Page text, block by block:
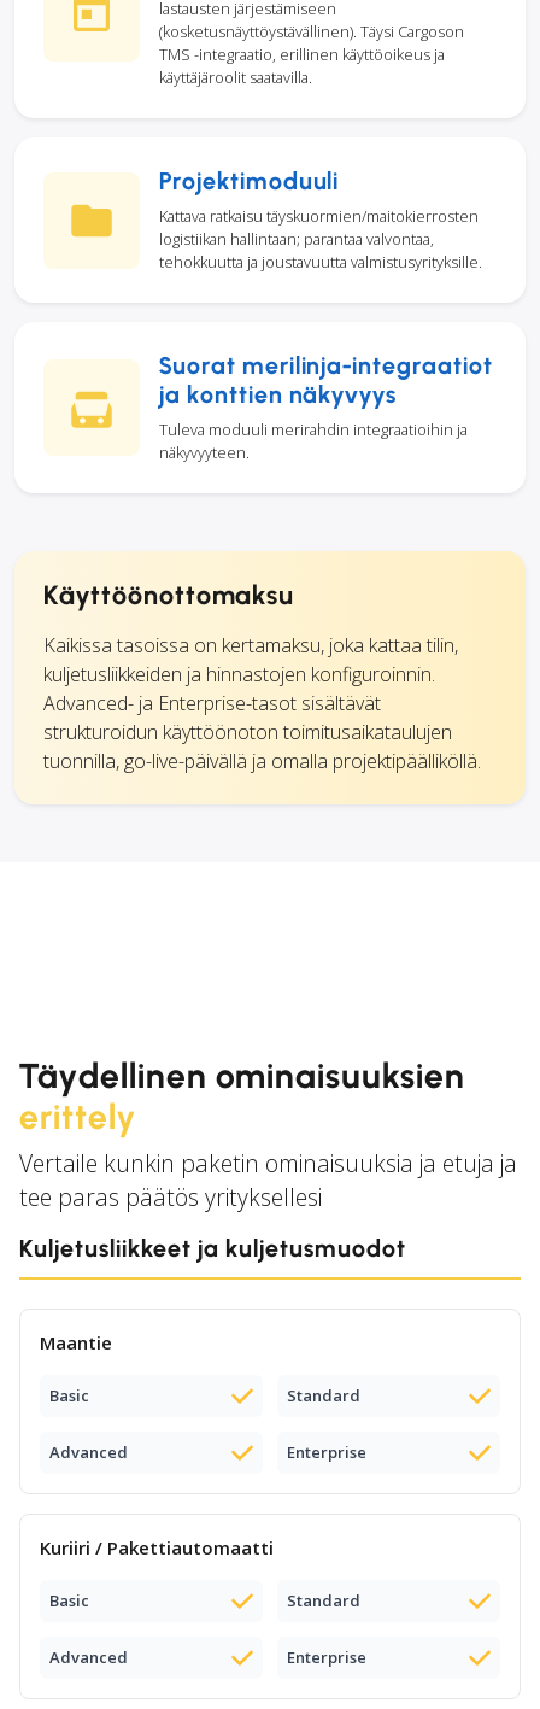
lastausten järjestämiseen
(kosketusnäyttöystävällinen). Täysi Cargoson
TMS -integraatio, erillinen käyttöoikeus ja
käyttäjäroolit saatavilla.
Projektimoduuli
Kattava ratkaisu täyskuormien/maitokierrosten
logistiikan hallintaan; parantaa valvontaa,
tehokkuutta ja joustavuutta valmistusyrityksille.
Suorat merilinja-integraatiot
ja konttien näkyvyys
Tuleva moduuli merirahdin integraatioihin ja
näkyvyyteen.
Käyttöönottomaksu
Kaikissa tasoissa on kertamaksu, joka kattaa tilin,
kuljetusliikkeiden ja hinnastojen konfiguroinnin.
Advanced- ja Enterprise-tasot sisältävät
strukturoidun käyttöönoton toimitusaikataulujen
tuonnilla, go-live-päivällä ja omalla projektipäälliköllä.
Täydellinen ominaisuuksien
erittely
Vertaile kunkin paketin ominaisuuksia ja etuja ja
tee paras päätös yrityksellesi
Kuljetusliikkeet ja kuljetusmuodot
Maantie
Basic Standard
Advanced Enterprise
Kuriiri / Pakettiautomaatti
Basic Standard
Advanced Enterprise